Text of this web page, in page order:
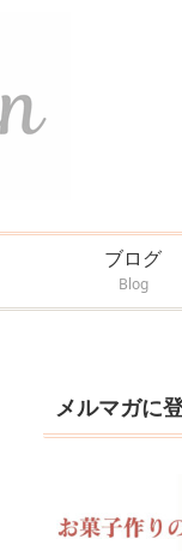
ブログ
Blog
メルマガに